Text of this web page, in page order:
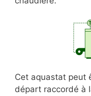
Cet aquastat peut
départ raccordé à